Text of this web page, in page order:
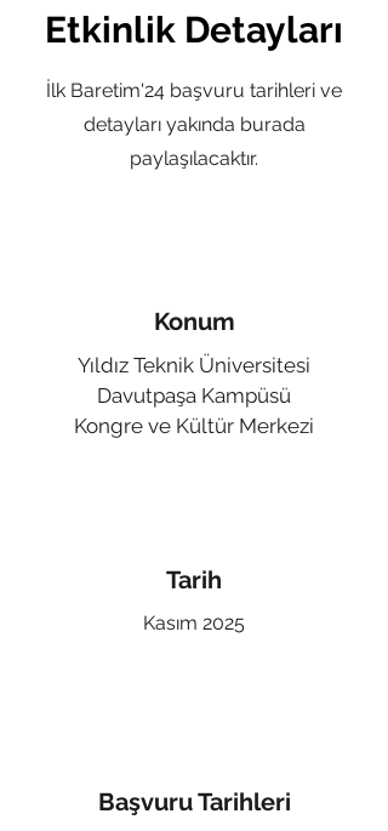
Etkinlik Detayları
İlk Baretim'24 başvuru tarihleri ve
detayları yakında burada
paylaşılacaktır.
Konum
Yıldız Teknik Üniversitesi
Davutpaşa Kampüsü
Kongre ve Kültür Merkezi
Tarih
Kasım 2025
Başvuru Tarihleri